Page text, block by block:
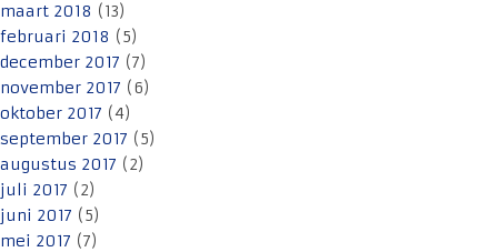
maart 2018 (13)
februari 2018 (5)
december 2017 (7)
november 2017 (6)
oktober 2017 (4)
september 2017 (5)
augustus 2017 (2)
juli 2017 (2)
juni 2017 (5)
mei 2017 (7)